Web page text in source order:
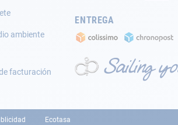
ambiente
facturación
ENTREGA
Ecotasa